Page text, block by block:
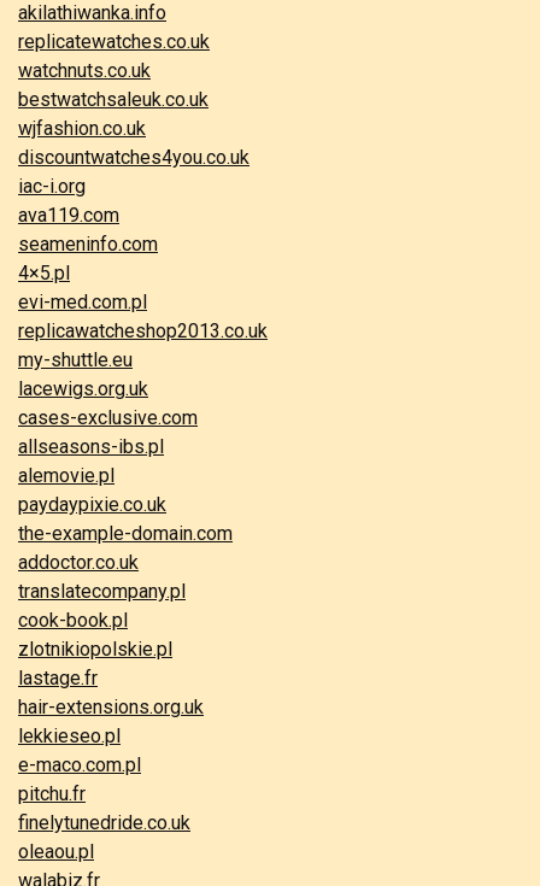
akilathiwanka.info
replicatewatches.co.uk
watchnuts.co.uk
bestwatchsaleuk.co.uk
wjfashion.co.uk
discountwatches4you.co.uk
iac-i.org
ava119.com
seameninfo.com
4×5.pl
evi-med.com.pl
replicawatcheshop2013.co.uk
my-shuttle.eu
lacewigs.org.uk
cases-exclusive.com
allseasons-ibs.pl
alemovie.pl
paydaypixie.co.uk
the-example-domain.com
addoctor.co.uk
translatecompany.pl
cook-book.pl
zlotnikiopolskie.pl
lastage.fr
hair-extensions.org.uk
lekkieseo.pl
e-maco.com.pl
pitchu.fr
finelytunedride.co.uk
oleaou.pl
walabiz.fr